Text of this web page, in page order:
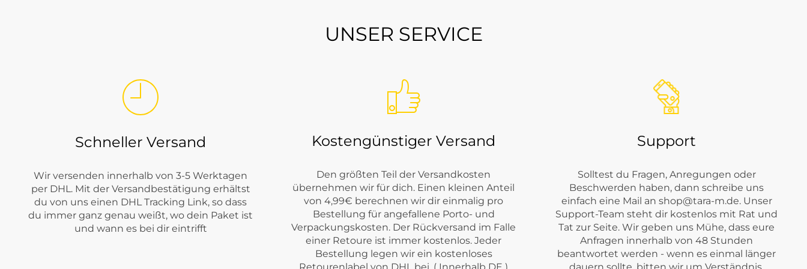
Welche JJXX Kleidung findest du bei Tara-M?
Kleiderund . Dadurch lässt sich JJXX denimnah, sportlich, feminin oder urban stylen.
UNSER SERVICE
Schneller Versand
Wir versenden innerhalb von 3-5 Werktagen
per DHL. Mit der Versandbestätigung erhältst
du von uns einen DHL Tracking Link, so dass
du immer ganz genau weißt, wo dein Paket ist
und wann es bei dir eintrifft
Kostengünstiger Versand
Den größten Teil der Versandkosten
übernehmen wir für dich. Einen kleinen Anteil
von 4,99€ berechnen wir dir einmalig pro
Bestellung für angefallene Porto- und
Verpackungskosten. Der Rückversand im Falle
einer Retoure ist immer kostenlos. Jeder
Bestellung legen wir ein kostenloses
Support
Solltest du Fragen, Anregungen oder
Beschwerden haben, dann schreibe uns
einfach eine Mail an shop@tara-m.de. Unser
Support-Team steht dir kostenlos mit Rat und
Tat zur Seite. Wir geben uns Mühe, dass eure
Anfragen innerhalb von 48 Stunden
beantwortet werden - wenn es einmal länger